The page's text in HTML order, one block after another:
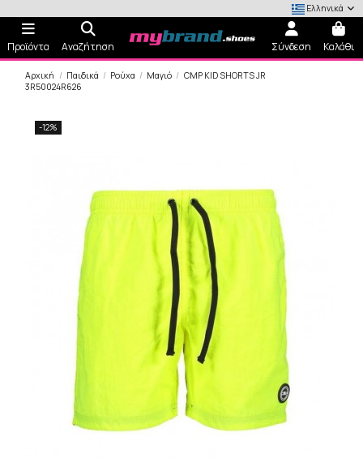
Ελληνικά
Προϊόντα Αναζήτηση Σύνδεση Καλάθι
Αρχική Παιδικά Ρούχα Μαγιό
CMP KID SHORTS JR
3R50024R626
-12%